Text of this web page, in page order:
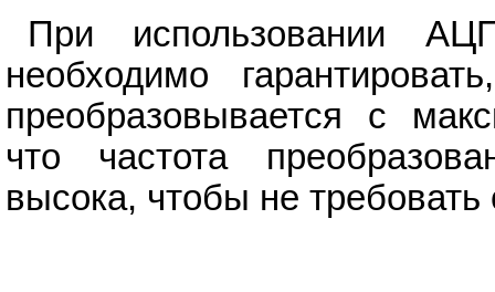
При использовании
необходимо
преобразовывается с
что частота
высока, чтобы не